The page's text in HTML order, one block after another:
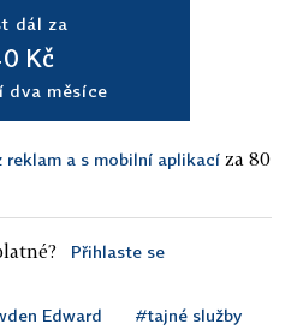
dál za
Kč
dva měsíce
reklam a s mobilní aplikací za 80
Přihlaste se
Edward #tajné služby